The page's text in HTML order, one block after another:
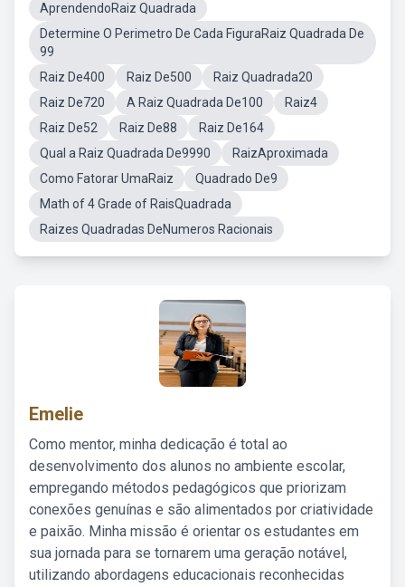
AprendendoRaiz Quadrada
Determine O Perimetro De Cada FiguraRaiz Quadrada De
99
Raiz De400
Raiz De500
Raiz Quadrada20
Raiz De720
A Raiz Quadrada De100
Raiz4
Raiz De52
Raiz De88
Raiz De164
Qual a Raiz Quadrada De9990
RaizAproximada
Como Fatorar UmaRaiz
Quadrado De9
Math of 4 Grade of RaisQuadrada
Raizes Quadradas DeNumeros Racionais
Emelie
Como mentor, minha dedicação é total ao
desenvolvimento dos alunos no ambiente escolar,
empregando métodos pedagógicos que priorizam
conexões genuínas e são alimentados por criatividade
e paixão. Minha missão é orientar os estudantes em
sua jornada para se tornarem uma geração notável,
utilizando abordagens educacionais reconhecidas